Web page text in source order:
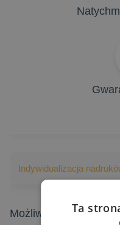
Indywidualizacja
Możliwości
Ta